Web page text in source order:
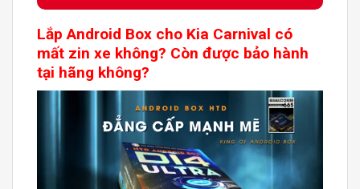
LắpAndroid Box cho Kia Carnival có
mất zin xe không? Còn được bảo hành
tại hãng không?